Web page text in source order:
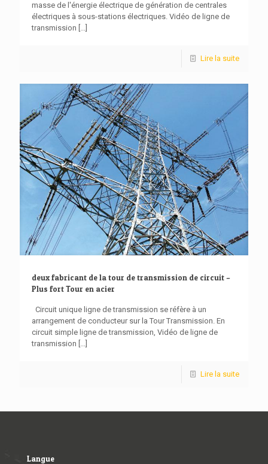
masse de l'énergie électrique de génération de centrales
électriques à sous-stations électriques. Vidéo de ligne de
transmission [...]
Lire la suite
deux fabricant de la tour de transmission de circuit –
Plus fort Tour en acier
Circuit unique ligne de transmission se réfère à un
arrangement de conducteur sur la Tour Transmission. En
circuit simple ligne de transmission, Vidéo de ligne de
transmission
Lire la suite
Langue